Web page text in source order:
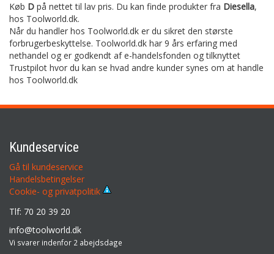
Køb D på nettet til lav pris. Du kan finde produkter fra Diesella,
hos Toolworld.dk.
Når du handler hos Toolworld.dk er du sikret den største
forbrugerbeskyttelse. Toolworld.dk har 9 års erfaring med
nethandel og er godkendt af e-handelsfonden og tilknyttet
Trustpilot hvor du kan se hvad andre kunder synes om at handle
hos Toolworld.dk
Kundeservice
Gå til kundeservice
Handelsbetingelser
Cookie- og privatpolitik
Tlf: 70 20 39 20
info@toolworld.dk
Vi svarer indenfor 2 abejdsdage